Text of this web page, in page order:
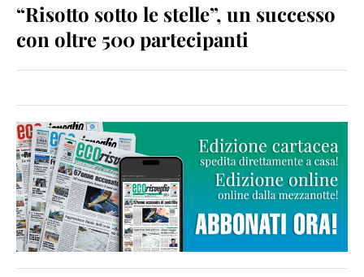
“Risotto sotto le stelle”, un successo
con oltre 500 partecipanti